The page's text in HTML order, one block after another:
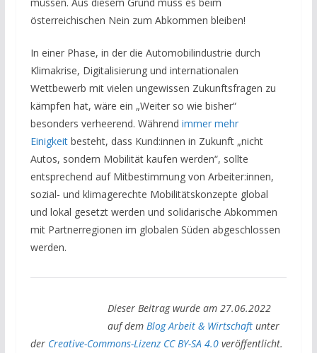
österreichischen Nein zum Abkommen bleiben!
In einer Phase, in der die Automobilindustrie durch
Klimakrise, Digitalisierung und internationalen
Wettbewerb mit vielen ungewissen Zukunftsfragen zu
kämpfen hat, wäre ein „Weiter so wie bisher“
besonders verheerend. Während immer mehr
Einigkeit besteht, dass Kund:innen in Zukunft „nicht
Autos, sondern Mobilität kaufen werden“, sollte
entsprechend auf Mitbestimmung von Arbeiter:innen,
sozial- und klimagerechte Mobilitätskonzepte global
und lokal gesetzt werden und solidarische Abkommen
mit Partnerregionen im globalen Süden abgeschlossen
werden.
Dieser Beitrag wurde am 27.06.2022
auf dem Blog Arbeit & Wirtschaftunter
der Creative-Commons-Lizenz CC BY-SA 4.0veröffentlicht.